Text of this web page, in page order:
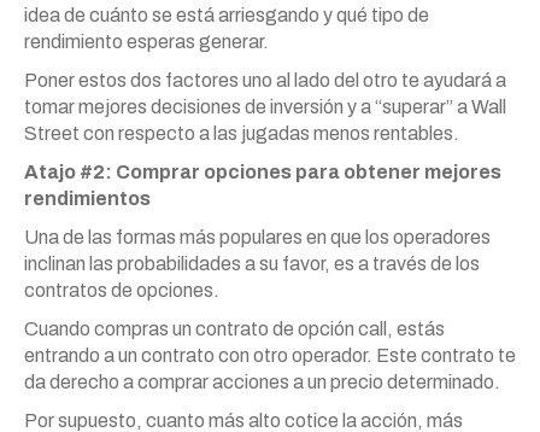
idea de cuánto se está arriesgando y qué tipo de
rendimiento esperas generar.
Poner estos dos factores uno al lado del otro te ayudará a
tomar mejores decisiones de inversión y a “superar” a Wall
Street con respecto a las jugadas menos rentables.
Atajo #2: Comprar opciones para obtener mejores
rendimientos
Una de las formas más populares en que los operadores
inclinan las probabilidades a su favor, es a través de los
contratos de opciones.
Cuando compras un contrato de opción call, estás
entrando a un contrato con otro operador. Este contrato te
da derecho a comprar acciones a un precio determinado.
Por supuesto, cuanto más alto cotice la acción, más